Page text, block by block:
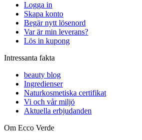
Logga in
Skapa konto
Begär nytt lösenord
Var är min leverans?
Lös in kupong
Intressanta fakta
beauty blog
Ingredienser
Naturkosmetiska certifikat
Vi och vår miljö
Aktuella erbjudanden
Om Ecco Verde